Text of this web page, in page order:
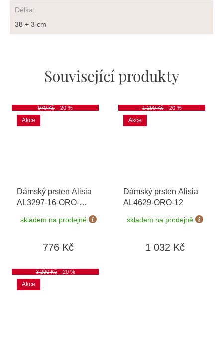
Související produkty
Akce
970 Kč –20 %
Dámský prsten Alisia
AL3297-16-ORO-
skladem na prodejně
776 Kč
Akce
1 290 Kč –20 %
Dámský prsten Alisia
AL4629-ORO-12
skladem na prodejně
1 032 Kč
Akce
3 290 Kč –20 %
Délka:
38 + 3 cm